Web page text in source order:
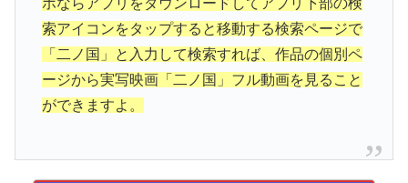
ホならアプリをダウンロードしてアプリ下部の検
索アイコンをタップすると移動する検索ページで
「二ノ国」と入力して検索すれば、作品の個別ペ
ージから実写映画「二ノ国」フル動画を見ること
ができますよ。